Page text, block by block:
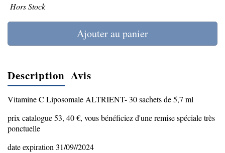
Hors Stock
Ajouter au panier
Description Avis
Vitamine C Liposomale ALTRIENT- 30 sachets de 5,7 ml
prix catalogue 53, 40 €, vous bénéficiez d'une remise spéciale très
ponctuelle
date expiration 31/09//2024